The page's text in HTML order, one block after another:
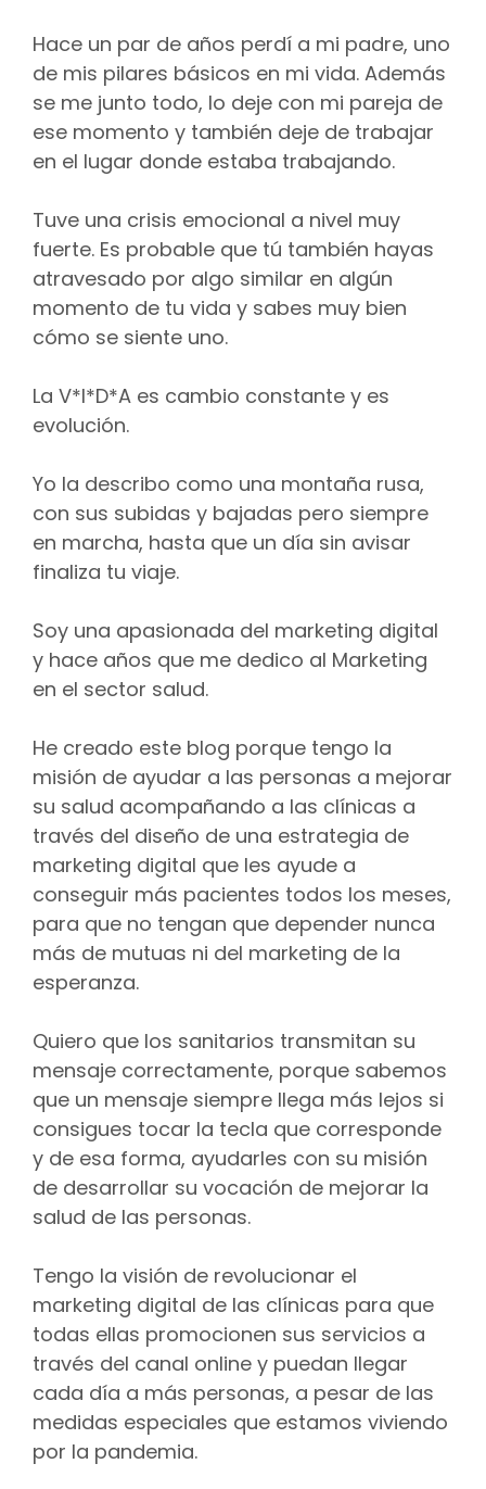
Hace un par de años perdí a mi padre, uno
de mis pilares básicos en mi vida. Además
se me junto todo, lo deje con mi pareja de
ese momento y también deje de trabajar
en el lugar donde estaba trabajando.
Tuve una crisis emocional a nivel muy
fuerte. Es probable que tú también hayas
atravesado por algo similar en algún
momento de tu vida y sabes muy bien
cómo se siente uno.
La V*I*D*A es cambio constante y es
evolución.
Yo la describo como una montaña rusa,
con sus subidas y bajadas pero siempre
en marcha, hasta que un día sin avisar
finaliza tu viaje.
Soy una apasionada del marketing digital
y hace años que me dedico al Marketing
en el sector salud.
He creado este blog porque tengo la
misión de ayudar a las personas a mejorar
su salud acompañando a las clínicas a
través del diseño de una estrategia de
marketing digital que les ayude a
conseguir más pacientes todos los meses,
para que no tengan que depender nunca
más de mutuas ni del marketing de la
esperanza.
Quiero que los sanitarios transmitan su
mensaje correctamente, porque sabemos
que un mensaje siempre llega más lejos si
consigues tocar la tecla que corresponde
y de esa forma, ayudarles con su misión
de desarrollar su vocación de mejorar la
salud de las personas.
Tengo la visión de revolucionar el
marketing digital de las clínicas para que
todas ellas promocionen sus servicios a
través del canal online y puedan llegar
cada día a más personas, a pesar de las
medidas especiales que estamos viviendo
por la pandemia.